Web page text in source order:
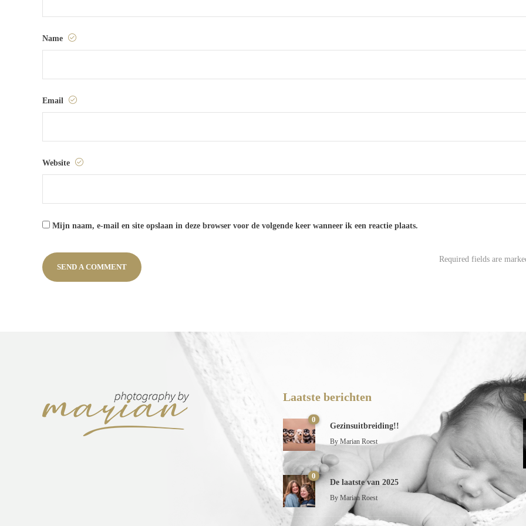
Name
Email
Website
Mijn naam, e-mail en site opslaan in deze browser voor de volgende keer wanneer ik een reactie plaats.
Required fields are
Laatste berichten
0
Gezinsuitbreiding!!
By Marian Roest
0
De laatste van 2025
By Marian Roest